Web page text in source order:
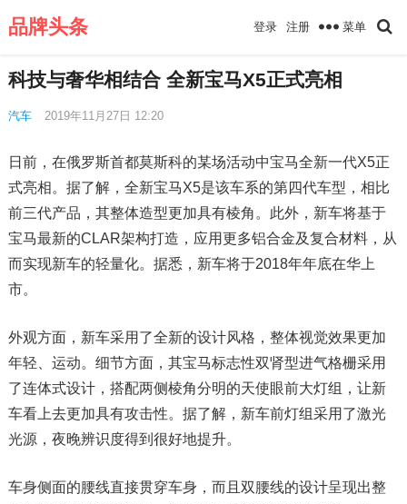
品牌头条 登录 注册 菜单
科技与奢华相结合 全新宝马X5正式亮相
汽车 2019年11月27日 12:20
日前，在俄罗斯首都莫斯科的某场活动中宝马全新一代X5正
式亮相。据了解，全新宝马X5是该车系的第四代车型，相比
前三代产品，其整体造型更加具有棱角。此外，新车将基于
宝马最新的CLAR架构打造，应用更多铝合金及复合材料，从
而实现新车的轻量化。据悉，新车将于2018年年底在华上
市。
外观方面，新车采用了全新的设计风格，整体视觉效果更加
年轻、运动。细节方面，其宝马标志性双肾型进气格栅采用
了连体式设计，搭配两侧棱角分明的天使眼前大灯组，让新
车看上去更加具有攻击性。据了解，新车前灯组采用了激光
光源，夜晚辨识度得到很好地提升。
车身侧面的腰线直接贯穿车身，而且双腰线的设计呈现出整